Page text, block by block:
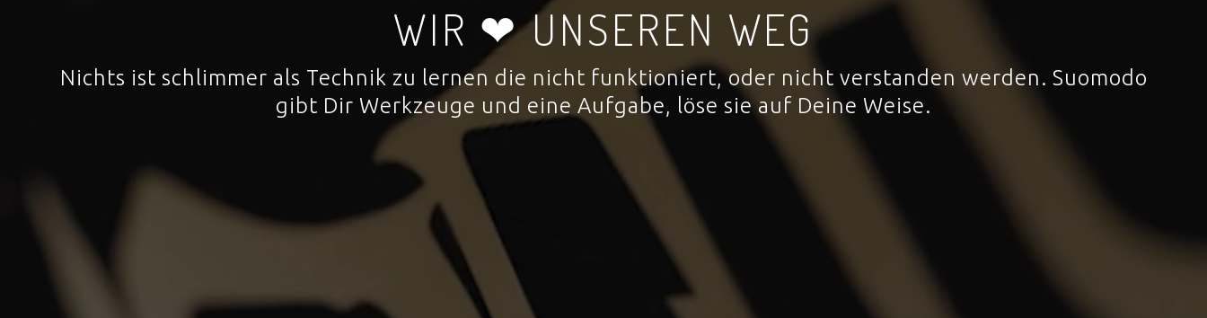
WIR ❤ UNSEREN WEG
Nichts ist schlimmer als Technik zu lernen die nicht funktioniert, oder nicht verstanden werden. Suomodo
gibt Dir Werkzeuge und eine Aufgabe, löse sie auf Deine Weise.